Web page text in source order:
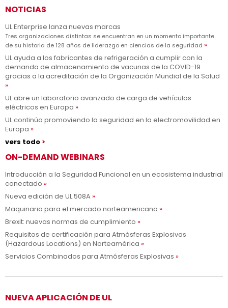
NOTICIAS
UL Enterprise lanza nuevas marcas
Tres organizaciones distintas se encuentran en un momento importante
de su historia de 128 años de liderazgo en ciencias de la seguridad
UL ayuda a los fabricantes de refrigeración a cumplir con la
demanda de almacenamiento de vacunas de la COVID-19
gracias a la acreditación de la Organización Mundial de la Salud
UL abre un laboratorio avanzado de carga de vehículos
eléctricos en Europa
UL continúa promoviendo la seguridad en la electromovilidad en
Europa
vers todo
ON-DEMAND WEBINARS
Introducción a la Seguridad Funcional en un ecosistema industrial
conectado
Nueva edición de UL 508A
Maquinaria para el mercado norteamericano
Brexit: nuevas normas de cumplimiento
Requisitos de certificación para Atmósferas Explosivas
(Hazardous Locations) en Norteamérica
Servicios Combinados para Atmósferas Explosivas
NUEVA APLICACIÓN DE UL